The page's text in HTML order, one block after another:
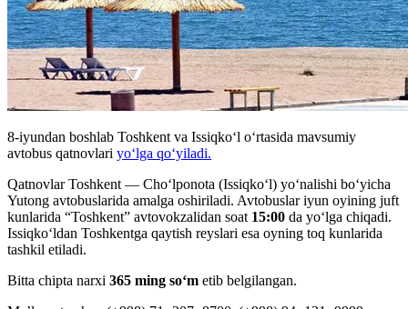
8-iyundan boshlab Toshkent va Issiqko‘l o‘rtasida mavsumiy
avtobus qatnovlari yo‘lga qo‘yiladi.
Qatnovlar Toshkent — Cho‘lponota (Issiqko‘l) yo‘nalishi bo‘yicha
Yutong avtobuslarida amalga oshiriladi. Avtobuslar iyun oyining juft
kunlarida “Toshkent” avtovokzalidan soat 15:00 da yo‘lga chiqadi.
Issiqko‘ldan Toshkentga qaytish reyslari esa oyning toq kunlarida
tashkil etiladi.
Bitta chipta narxi 365 ming so‘m etib belgilangan.